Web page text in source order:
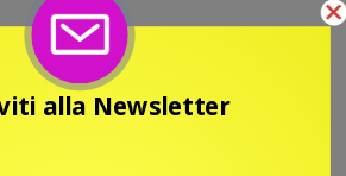
alla Newsletter